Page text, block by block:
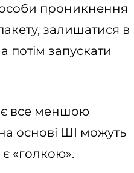
проникнення
залишатися в
потім запускати
все меншою
основі ШІ можуть
«голкою».